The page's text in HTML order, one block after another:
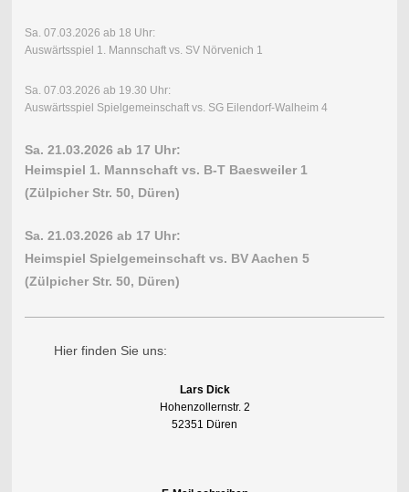
Sa. 07.03.2026 ab 18 Uhr:
Auswärtsspiel 1. Mannschaft vs. SV Nörvenich 1
Sa. 07.03.2026 ab 19.30 Uhr:
Auswärtsspiel Spielgemeinschaft vs. SG Eilendorf-Walheim 4
Sa. 21.03.2026 ab 17 Uhr:
Heimspiel 1. Mannschaft vs. B-T Baesweiler 1
(Zülpicher Str. 50, Düren)
Sa. 21.03.2026 ab 17 Uhr:
Heimspiel Spielgemeinschaft vs. BV Aachen 5
(Zülpicher Str. 50, Düren)
Hier finden Sie uns:
Lars Dick
Hohenzollernstr. 2
52351 Düren